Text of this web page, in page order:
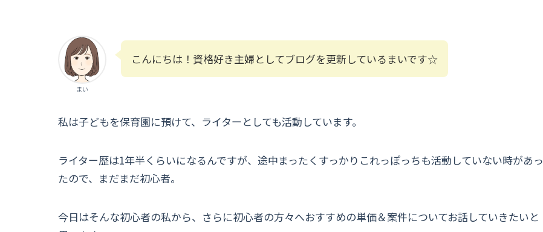
まい
こんにちは！資格好き主婦としてブログを更新しているまいです☆
私は子どもを保育園に預けて、ライターとしても活動しています。
ライター歴は1年半くらいになるんですが、途中まったくすっかりこれっぽっちも活動していない時があっ
たので、まだまだ初心者。
今日はそんな初心者の私から、さらに初心者の方々へおすすめの単価＆案件についてお話していきたいと